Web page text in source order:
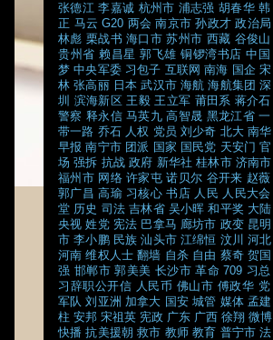
张德江 李嘉诚 杭州市 浦志强 胡春华 韩
正 马云 G20 两会 南京市 孙政才 政治局
林彪 栗战书 海口市 苏州市 西藏 谷俊山
贵州省 赖昌星 郭飞雄 铜锣湾书店 中国
梦 中央军委 习包子 互联网 南海 国企 宋
林 张高丽 日本 武汉市 海航 海航集团 深
圳
滨海新区 王毅 王立军 莆田系 蒋介石
警察 释永信 马英九 高智晟 黑龙江省 一
带一路 乔石 人权 党员 刘少奇 北大 南华
早报 南宁市 团派 国家 国民党 天安门 官
场 强拆 抗战 政府 新华社 桂林市 济南市
福州市 网络 许家屯 诺贝尔 谷开来 赵薇
郭广昌 高瑜 习核心 书店 人民 人民大会
堂 历史 司法 吉林省 吴小晖 和平奖 大陆
央视 姓党 宪法 巴拿马 廊坊市 政变 昆明
市 李小鹏 民族 汕头市 江绵恒 汶川
河北
河南 维权人士 翻墙 自杀 自由 蔡奇 贺国
强 邯郸市 郭美美 长沙市 革命 709 习总
习辞职公开信 人民币 佛山市 傅政华 党
军队 刘亚洲 加拿大 国安 城管 媒体 孟建
柱 安邦 宋祖英 宪政 广东 广西 徐翔 微博
快播 抗美援朝 救市 教师 教育 普宁市 法